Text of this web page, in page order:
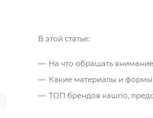
В этой статье:
На что обращать
Какие материалы и
ТОП брендов кашпо,